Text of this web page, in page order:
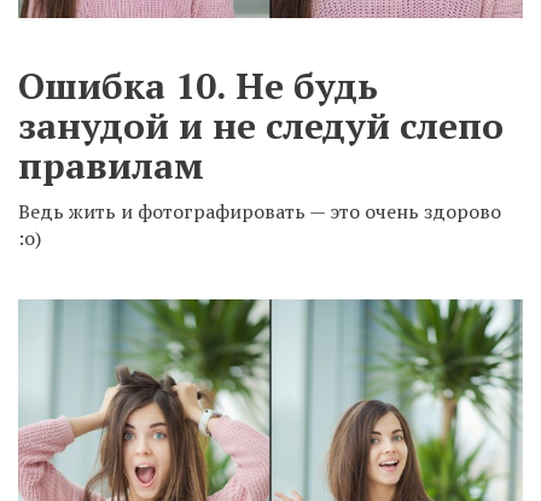
Ошибка 10. Не будь
занудой и не следуй слепо
правилам
Ведь жить и фотографировать — это очень здорово
:о)